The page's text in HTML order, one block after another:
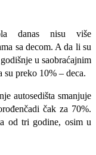
danas nisu više
sa decom. A da li su
u saobraćajnim
su preko 10% – deca.
autosedišta smanjuje
čak za 70%.
od tri godine, osim u